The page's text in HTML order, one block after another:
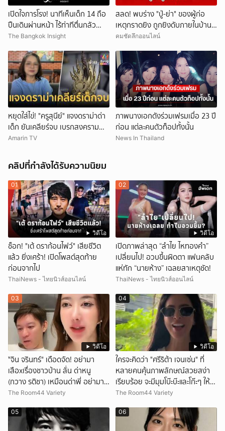
เปิดใจภารโรง! นาทีเห็นเด็ก 14 ถือ
ปืนเดินผ่านหน้า ไร้ท่าทีตื่นกลัว
ก่อนหลบตำรวจขึ้นอีกอาคาร
The Bangkok Insight
สลด! พบร่าง "ปู่-ย่า" ของผู้ก่อ
เหตุกราดยิง ถูกยิงดับภายในบ้าน
พัก
คมชัดลึกออนไลน์
หยุดใส่ไข่! "ครูสุนีย์" แจงดราม่าด่า
เด็ก ยันเคลียร์จบ เบรกสงคราม
Gen
Amarin TV
ภาพนางเอกดังร่วมเฟรมเมื่อ 23 ปี
ก่อน แต่ละคนตัวท็อปทั้งนั้น
News In Thailand
คลิปที่กำลังได้รับความนิยม
วิดีโอ
01
ช็อก! "เต้ ดราก้อนไฟว์" เสียชีวิต
แล้ว ยิ่งเศร้า! เปิดโพสต์สุดท้าย
ก่อนจากไป
ThaiNews - ไทยนิวส์ออนไลน์
วิดีโอ
02
เปิดภาพล่าสุด “ลำไย ไหทองคำ”
เปลี่ยนไป! อวบขึ้นผิดตา แฟนคลับ
แห่ทัก “นายห้าง” เฉลยสาเหตุชัด!
ThaiNews - ไทยนิวส์ออนไลน์
วิดีโอ
03
ั่"จิน จรินทร์" เดือดจัด! อย่ามา
เสือxเรื่องชาวบ้าน ลั่น ด่าหนู
(กวาง รติชา) เหมือนด่าพี่ อย่ามา
ยุ่งกับคนของผม จบ!!!
The Room44 Variety
วิดีโอ
04
ใครจะคิดว่า "ศรีริต้า เจนเซ่น" ที่
หลายคนคุ้นภาพลักษณ์สวยสง่า
เรียบร้อย จะมีมุมโบ๊ะบ๊ะและโก๊ะๆ ให้ได้
อมยิ้มเหมือนกัน งานนี้ทำเอาแฟนๆ
The Room44 Variety
05 06